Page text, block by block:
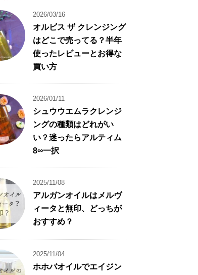
2026/03/16
オルビス ザ クレンジング
はどこで売ってる？半年
使ったレビューとお得な
買い方
2026/01/11
シュウウエムラクレンジ
ングの種類はどれがい
い？迷ったらアルティム
8∞一択
2025/11/08
アルガンオイルはメルヴ
ィータと無印、どっちが
おすすめ？
2025/11/04
ホホバオイルでエイジン